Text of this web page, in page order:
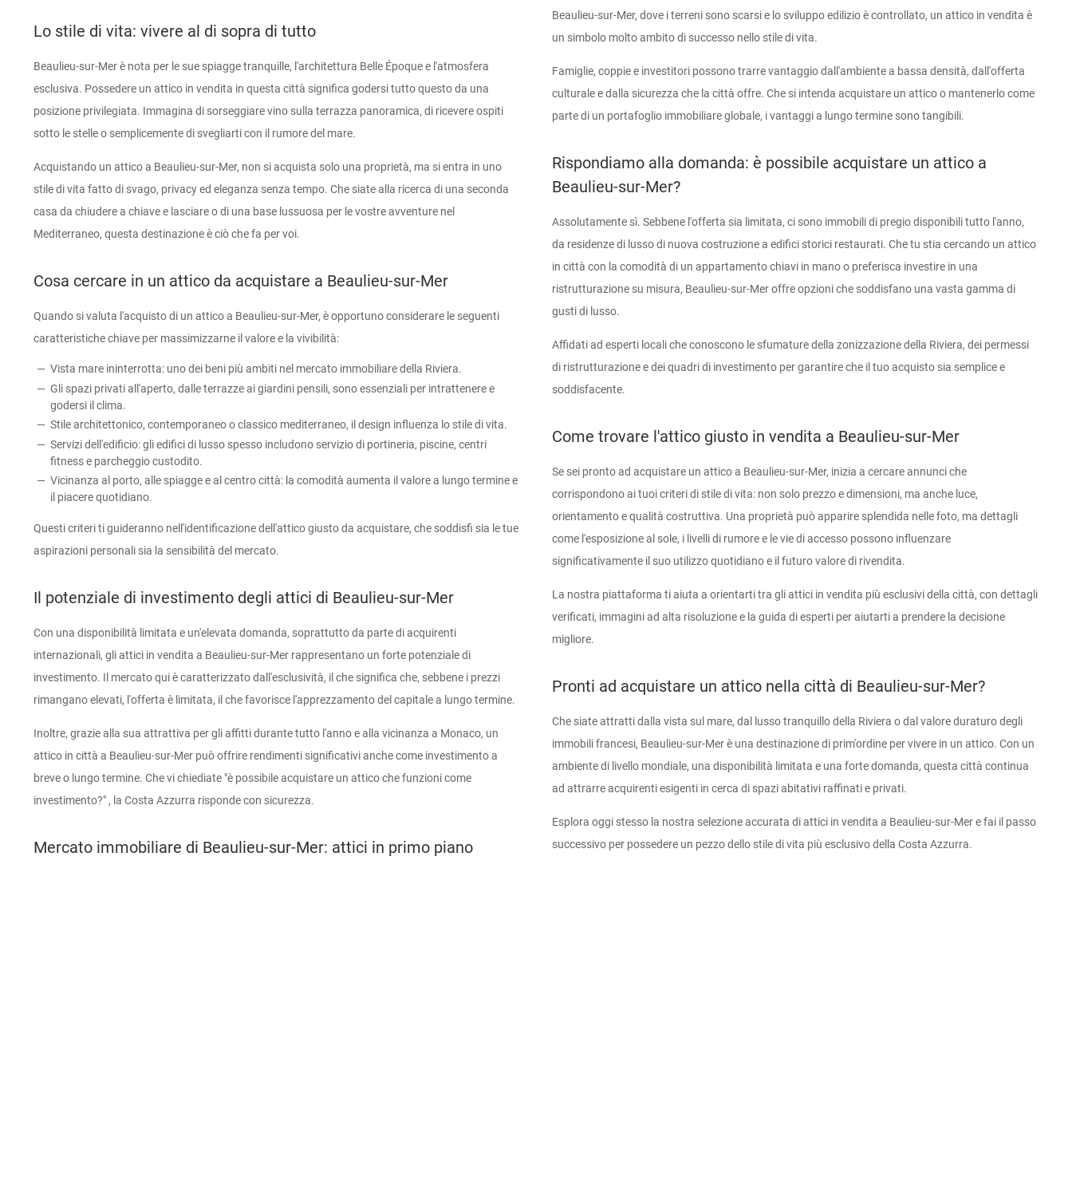
Lo stile di vita: vivere al di sopra di tutto
Beaulieu-sur-Mer è nota per le sue spiagge tranquille, l'architettura Belle Époque e l'atmosfera
esclusiva. Possedere un attico in vendita in questa città significa godersi tutto questo da una
posizione privilegiata. Immagina di sorseggiare vino sulla terrazza panoramica, di ricevere ospiti
sotto le stelle o semplicemente di svegliarti con il rumore del mare.
Acquistando un attico a Beaulieu-sur-Mer, non si acquista solo una proprietà, ma si entra in uno
stile di vita fatto di svago, privacy ed eleganza senza tempo. Che siate alla ricerca di una seconda
casa da chiudere a chiave e lasciare o di una base lussuosa per le vostre avventure nel
Mediterraneo, questa destinazione è ciò che fa per voi.
Cosa cercare in un attico da acquistare a Beaulieu-sur-Mer
Quando si valuta l'acquisto di un attico a Beaulieu-sur-Mer, è opportuno considerare le seguenti
caratteristiche chiave per massimizzarne il valore e la vivibilità:
Vista mare ininterrotta: uno dei beni più ambiti nel mercato immobiliare della Riviera.
Gli spazi privati all'aperto, dalle terrazze ai giardini pensili, sono essenziali per intrattenere e
godersi il clima.
Stile architettonico, contemporaneo o classico mediterraneo, il design influenza lo stile di vita.
Servizi dell'edificio: gli edifici di lusso spesso includono servizio di portineria, piscine, centri
fitness e parcheggio custodito.
Vicinanza al porto, alle spiagge e al centro città: la comodità aumenta il valore a lungo termine e
il piacere quotidiano.
Questi criteri ti guideranno nell'identificazione dell'attico giusto da acquistare, che soddisfi sia le tue
aspirazioni personali sia la sensibilità del mercato.
Il potenziale di investimento degli attici di Beaulieu-sur-Mer
Con una disponibilità limitata e un'elevata domanda, soprattutto da parte di acquirenti
internazionali, gli attici in vendita a Beaulieu-sur-Mer rappresentano un forte potenziale di
investimento. Il mercato qui è caratterizzato dall'esclusività, il che significa che, sebbene i prezzi
rimangano elevati, l'offerta è limitata, il che favorisce l'apprezzamento del capitale a lungo termine.
Inoltre, grazie alla sua attrattiva per gli affitti durante tutto l'anno e alla vicinanza a Monaco, un
attico in città a Beaulieu-sur-Mer può offrire rendimenti significativi anche come investimento a
breve o lungo termine. Che vi chiediate "è possibile acquistare un attico che funzioni come
investimento?" , la Costa Azzurra risponde con sicurezza.
Mercato immobiliare di Beaulieu-sur-Mer: attici in primo piano
Beaulieu-sur-Mer, dove i terreni sono scarsi e lo sviluppo edilizio è controllato, un attico in vendita è
un simbolo molto ambito di successo nello stile di vita.
Famiglie, coppie e investitori possono trarre vantaggio dall'ambiente a bassa densità, dall'offerta
culturale e dalla sicurezza che la città offre. Che si intenda acquistare un attico o mantenerlo come
parte di un portafoglio immobiliare globale, i vantaggi a lungo termine sono tangibili.
Rispondiamo alla domanda: è possibile acquistare un attico a
Beaulieu-sur-Mer?
Assolutamente sì. Sebbene l'offerta sia limitata, ci sono immobili di pregio disponibili tutto l'anno,
da residenze di lusso di nuova costruzione a edifici storici restaurati. Che tu stia cercando un attico
in città con la comodità di un appartamento chiavi in mano o preferisca investire in una
ristrutturazione su misura, Beaulieu-sur-Mer offre opzioni che soddisfano una vasta gamma di
gusti di lusso.
Affidati ad esperti locali che conoscono le sfumature della zonizzazione della Riviera, dei permessi
di ristrutturazione e dei quadri di investimento per garantire che il tuo acquisto sia semplice e
soddisfacente.
Come trovare l'attico giusto in vendita a Beaulieu-sur-Mer
Se sei pronto ad acquistare un attico a Beaulieu-sur-Mer, inizia a cercare annunci che
corrispondono ai tuoi criteri di stile di vita: non solo prezzo e dimensioni, ma anche luce,
orientamento e qualità costruttiva. Una proprietà può apparire splendida nelle foto, ma dettagli
come l'esposizione al sole, i livelli di rumore e le vie di accesso possono influenzare
significativamente il suo utilizzo quotidiano e il futuro valore di rivendita.
La nostra piattaforma ti aiuta a orientarti tra gli attici in vendita più esclusivi della città, con dettagli
verificati, immagini ad alta risoluzione e la guida di esperti per aiutarti a prendere la decisione
migliore.
Pronti ad acquistare un attico nella città di Beaulieu-sur-Mer?
Che siate attratti dalla vista sul mare, dal lusso tranquillo della Riviera o dal valore duraturo degli
immobili francesi, Beaulieu-sur-Mer è una destinazione di prim'ordine per vivere in un attico. Con un
ambiente di livello mondiale, una disponibilità limitata e una forte domanda, questa città continua
ad attrarre acquirenti esigenti in cerca di spazi abitativi raffinati e privati.
Esplora oggi stesso la nostra selezione accurata di attici in vendita a Beaulieu-sur-Mer e fai il passo
successivo per possedere un pezzo dello stile di vita più esclusivo della Costa Azzurra.